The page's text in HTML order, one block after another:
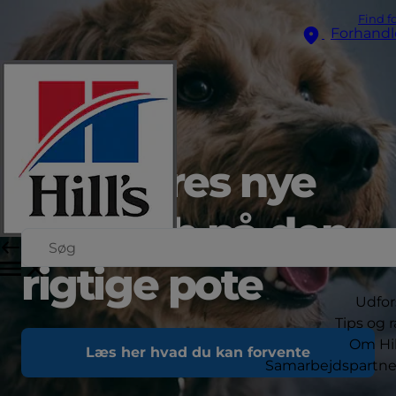
Find
Tips og
Om
Start jeres nye
venskab på den
rigtige pote
Læs her hvad du kan forvente